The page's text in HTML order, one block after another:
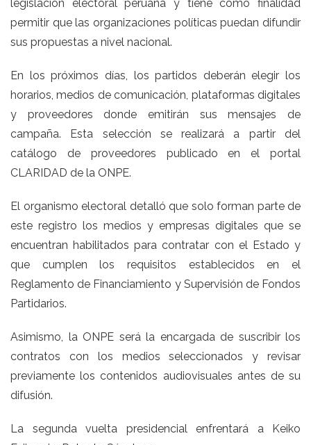
legislación electoral peruana y tiene como finalidad
permitir que las organizaciones políticas puedan difundir
sus propuestas a nivel nacional.
En los próximos días, los partidos deberán elegir los
horarios, medios de comunicación, plataformas digitales
y proveedores donde emitirán sus mensajes de
campaña. Esta selección se realizará a partir del
catálogo de proveedores publicado en el portal
CLARIDAD de la ONPE.
El organismo electoral detalló que solo forman parte de
este registro los medios y empresas digitales que se
encuentran habilitados para contratar con el Estado y
que cumplen los requisitos establecidos en el
Reglamento de Financiamiento y Supervisión de Fondos
Partidarios.
Asimismo, la ONPE será la encargada de suscribir los
contratos con los medios seleccionados y revisar
previamente los contenidos audiovisuales antes de su
difusión.
La segunda vuelta presidencial enfrentará a Keiko